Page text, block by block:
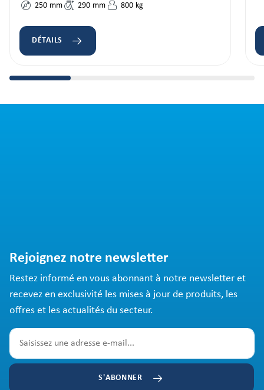
250 mm 290 mm 800 kg
DÉTAILS
Rejoignez notre newsletter
Restez informé en vous abonnant à notre newsletter et
recevez en exclusivité les mises à jour de produits, les
offres et les actualités du secteur.
S'ABONNER